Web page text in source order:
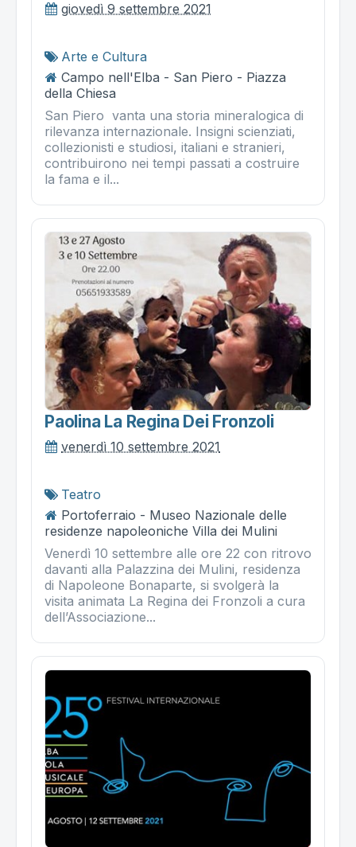
giovedì 9 settembre 2021
Arte e Cultura
Campo nell'Elba - San Piero - Piazza
della Chiesa
San Piero vanta una storia mineralogica di
rilevanza internazionale. Insigni scienziati,
collezionisti e studiosi, italiani e stranieri,
contribuirono nei tempi passati a costruire
la fama e il...
Paolina La Regina Dei Fronzoli
venerdì 10 settembre 2021
Teatro
Portoferraio - Museo Nazionale delle
residenze napoleoniche Villa dei Mulini
Venerdì 10 settembre alle ore 22 con ritrovo
davanti alla Palazzina dei Mulini, residenza
di Napoleone Bonaparte, si svolgerà la
visita animata La Regina dei Fronzoli a cura
dell’Associazione...